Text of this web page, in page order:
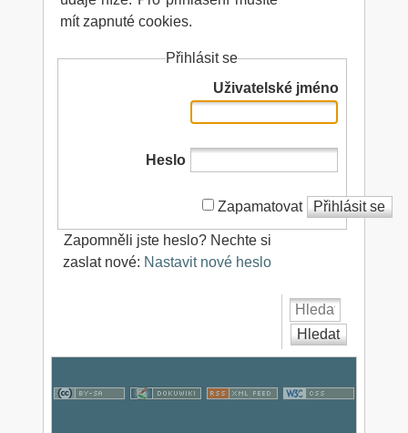
mít zapnuté cookies.
Přihlásit se
Uživatelské jméno
Heslo
Zapamatovat Přihlásit se
Zapomněli jste heslo? Nechte si
zaslat nové: Nastavit nové heslo
Hledat